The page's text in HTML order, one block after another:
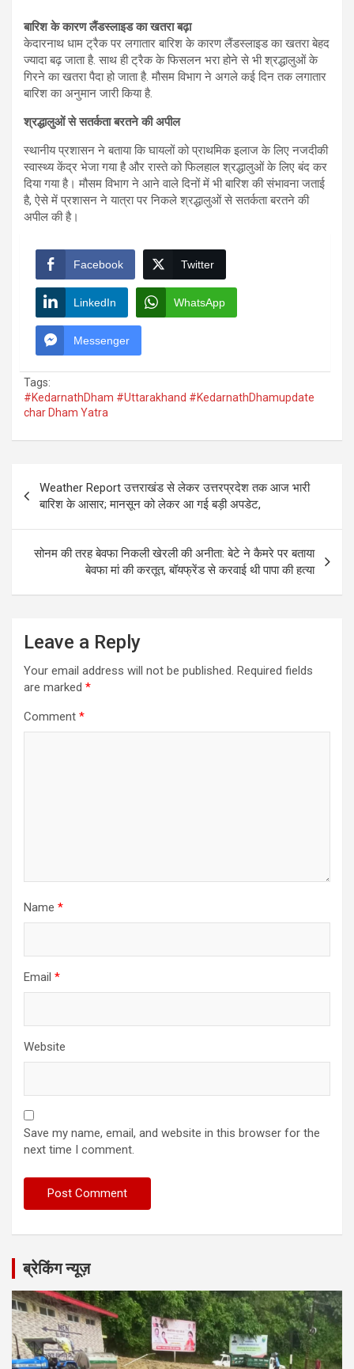
बारिश के कारण लैंडस्लाइड का खतरा बढ़ा
केदारनाथ धाम ट्रैक पर लगातार बारिश के कारण लैंडस्लाइड का खतरा बेहद
ज्यादा बढ़ जाता है. साथ ही ट्रैक के फिसलन भरा होने से भी श्रद्धालुओं के
गिरने का खतरा पैदा हो जाता है. मौसम विभाग ने अगले कई दिन तक लगातार
बारिश का अनुमान जारी किया है.
श्रद्धालुओं से सतर्कता बरतने की अपील
स्थानीय प्रशासन ने बताया कि घायलों को प्राथमिक इलाज के लिए नजदीकी
स्वास्थ्य केंद्र भेजा गया है और रास्ते को फिलहाल श्रद्धालुओं के लिए बंद कर
दिया गया है। मौसम विभाग ने आने वाले दिनों में भी बारिश की संभावना जताई
है, ऐसे में प्रशासन ने यात्रा पर निकले श्रद्धालुओं से सतर्कता बरतने की
अपील की है।
Facebook Twitter
LinkedIn WhatsApp
Messenger
Tags:
#KedarnathDham #Uttarakhand #KedarnathDhamupdate
char Dham Yatra
navigation
Weather Report उत्तराखंड से लेकर उत्तरप्रदेश तक आज भारी
बारिश के आसार; मानसून को लेकर आ गई बड़ी अपडेट,
सोनम की तरह बेवफा निकली खेरली की अनीता: बेटे ने कैमरे पर बताया
बेवफा मां की करतूत, बॉयफ्रेंड से करवाई थी पापा की हत्या
Leave a Reply
Your email address will not be published. Required fields
are marked *
Comment *
Name *
Email *
Website
Save my name, email, and website in this browser for the
next time I comment.
ब्रेकिंग न्यूज़